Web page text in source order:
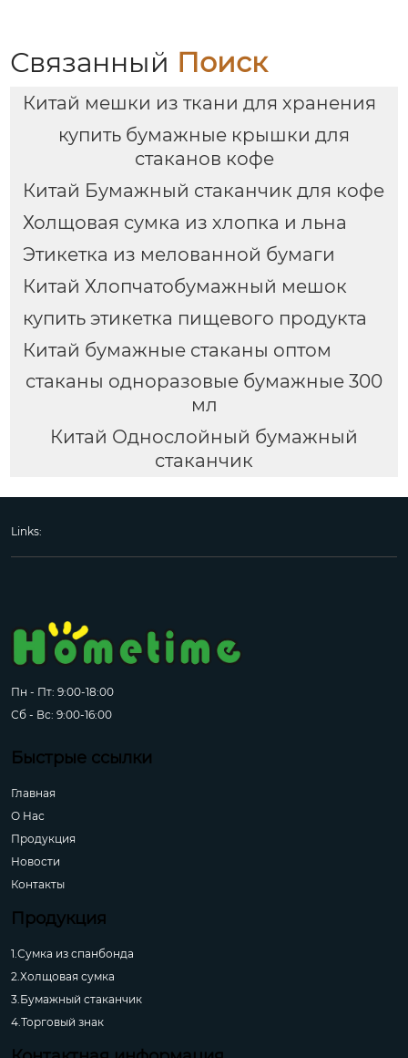
Связанный Поиск
Китай мешки из ткани для хранения
купить бумажные крышки для
стаканов кофе
Китай Бумажный стаканчик для кофе
Холщовая сумка из хлопка и льна
Этикетка из мелованной бумаги
Китай Хлопчатобумажный мешок
купить этикетка пищевого продукта
Китай бумажные стаканы оптом
стаканы одноразовые бумажные 300
мл
Китай Однослойный бумажный
стаканчик
Links:
Пн - Пт: 9:00-18:00
Сб - Вс: 9:00-16:00
Быстрые ссылки
Главная
О Hас
Продукция
Новости
Контакты
Продукция
1.Сумка из спанбонда
2.Холщовая сумка
3.Бумажный стаканчик
4.Торговый знак